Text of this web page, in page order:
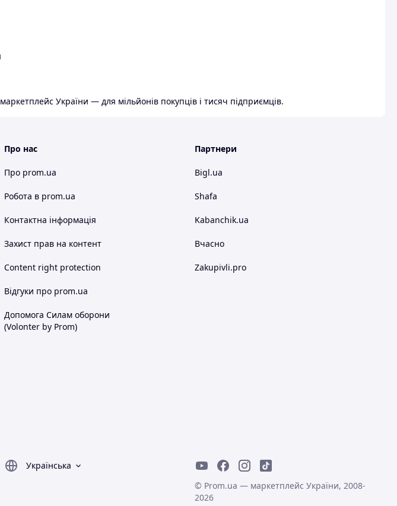
України — для мільйонів покупців і тисяч підприємців.
Про нас
Про prom.ua
Робота в prom.ua
Контактна інформація
Захист прав на контент
Content right protection
Відгуки про prom.ua
Допомога Силам оборони
(Volonter by Prom)
Партнери
Bigl.ua
Shafa
Kabanchik.ua
Вчасно
Zakupivli.pro
Українська
© Prom.ua — маркетплейс України, 2008-
2026